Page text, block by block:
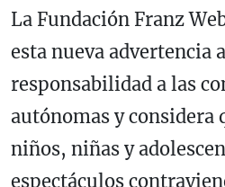
La Fundación Franz
esta nueva advertencia
responsabilidad a las
autónomas y considera
niños, niñas y
espectáculos